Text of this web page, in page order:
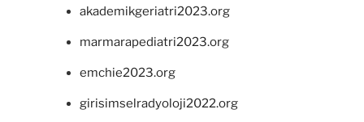
akademikgeriatri2023.org
marmarapediatri2023.org
emchie2023.org
girisimselradyoloji2022.org